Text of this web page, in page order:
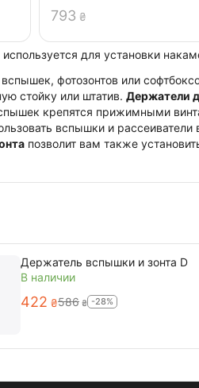
для установки
фотозонтов или
стойку или штатив. Держатели
крепятся прижимными
вспышки и
позволит вам также
‍793‍ ₴
Держатель вспышки и зонта D
В наличии
‍422‍ ₴‍586‍ ₴ -28%